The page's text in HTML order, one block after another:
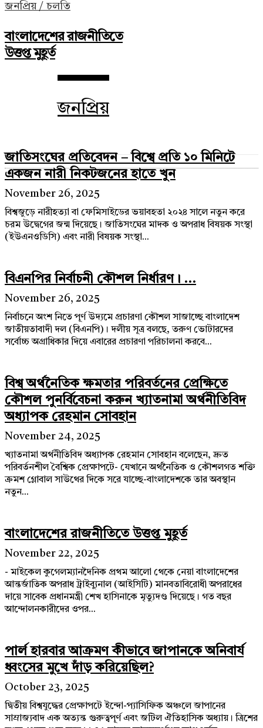
জনপ্রিয় / চলতি
বাংলাদেশের রাজনীতিতে
উত্তপ্ত মুহূর্ত
জনপ্রিয়
জাতিসংঘের প্রতিবেদন – বিশ্বে প্রতি ১০ মিনিটে
একজন নারী নিকটজনের হাতে খুন
November 26, 2025
বিশ্বজুড়ে নারীহত্যা বা ফেমিসাইডের ভয়াবহতা ২০২৪ সালে নতুন করে
চরম উদ্বেগের জন্ম দিয়েছে। জাতিসংঘের মাদক ও অপরাধ বিষয়ক সংস্থা
(ইউএনওডিসি) এবং নারী বিষয়ক সংস্থা...
বিএনপির নির্বাচনী কৌশল নির্ধারণ। ...
November 26, 2025
নির্বাচনে অংশ নিতে পূর্ণ উদ্যমে প্রচারণা কৌশল সাজাচ্ছে বাংলাদেশ
জাতীয়তাবাদী দল (বিএনপি)। দলীয় সূত্র বলছে, তরুণ ভোটারদের
সর্বোচ্চ অগ্রাধিকার দিয়ে এবারের প্রচারণা পরিচালনা করবে...
বিশ্ব অর্থনৈতিক ক্ষমতার পরিবর্তনের প্রেক্ষিতে
কৌশল পুনর্বিবেচনা করুন খ্যাতনামা অর্থনীতিবিদ
অধ্যাপক রেহমান সোবহান
November 24, 2025
খ্যাতনামা অর্থনীতিবিদ অধ্যাপক রেহমান সোবহান বলেছেন, দ্রুত
পরিবর্তনশীল বৈশ্বিক প্রেক্ষাপটে- যেখানে অর্থনৈতিক ও কৌশলগত শক্তি
ক্রমশ গ্লোবাল সাউথের দিকে সরে যাচ্ছে-বাংলাদেশকে তার অবস্থান
নতুন...
বাংলাদেশের রাজনীতিতে উত্তপ্ত মুহূর্ত
November 22, 2025
- মাইকেল কুগেলম্যানদৈনিক প্রথম আলো থেকে নেয়া বাংলাদেশের
আন্তর্জাতিক অপরাধ ট্রাইব্যুনাল (আইসিটি) মানবতাবিরোধী অপরাধের
দায়ে সাবেক প্রধানমন্ত্রী শেখ হাসিনাকে মৃত্যুদণ্ড দিয়েছে। গত বছর
আন্দোলনকারীদের ওপর...
পার্ল হারবার আক্রমণ কীভাবে জাপানকে অনিবার্য
ধ্বংসের মুখে দাঁড় করিয়েছিল?
October 23, 2025
দ্বিতীয় বিশ্বযুদ্ধের প্রেক্ষাপটে ইন্দো-প্যাসিফিক অঞ্চলে জাপানের
সাম্রাজ্যবাদ এক অত্যন্ত গুরুত্বপূর্ণ এবং জটিল ঐতিহাসিক অধ্যায়। ত্রিশের